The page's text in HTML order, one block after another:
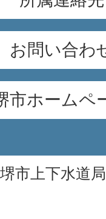
お問い合わ
市ホームペ
市上下水道